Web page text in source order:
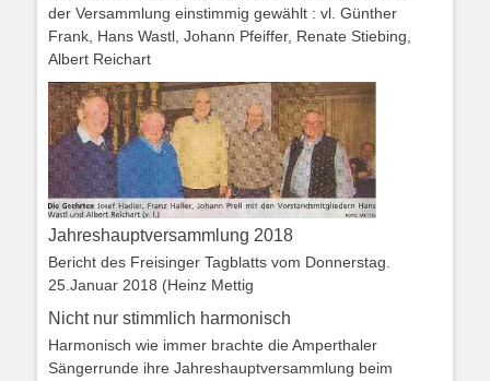
der Versammlung einstimmig gewählt : vl. Günther
Frank, Hans Wastl, Johann Pfeiffer, Renate Stiebing,
Albert Reichart
Jahreshauptversammlung 2018
Bericht des Freisinger Tagblatts vom Donnerstag.
25.Januar 2018 (Heinz Mettig
Nicht nur stimmlich harmonisch
Harmonisch wie immer brachte die Amperthaler
Sängerrunde ihre Jahreshauptversammlung beim